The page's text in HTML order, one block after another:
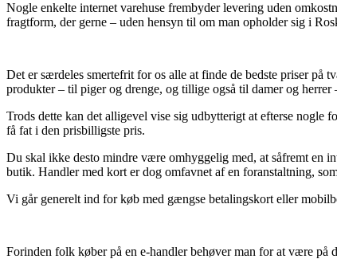
Nogle enkelte internet varehuse frembyder levering uden
fragtform, der gerne – uden hensyn til om man opholder sig i
Det er særdeles smertefrit for os alle at finde de bedste priser på
produkter – til piger og drenge, og tillige også til damer og
Trods dette kan det alligevel vise sig udbytterigt at efterse nogle
få fat i den prisbilligste pris.
Du skal ikke desto mindre være omhyggelig med, at såfremt en
butik. Handler med kort er dog omfavnet af en foranstaltning,
Vi går generelt ind for køb med gængse betalingskort eller
Forinden folk køber på en e-handler behøver man for at være på